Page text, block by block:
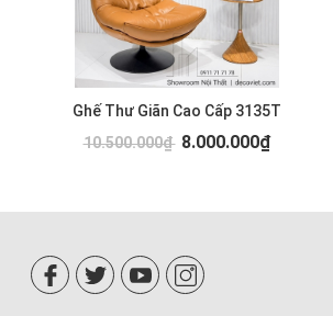
Ghế Thư Giãn Cao Cấp 3135T
10.500.000₫ 8.000.000₫